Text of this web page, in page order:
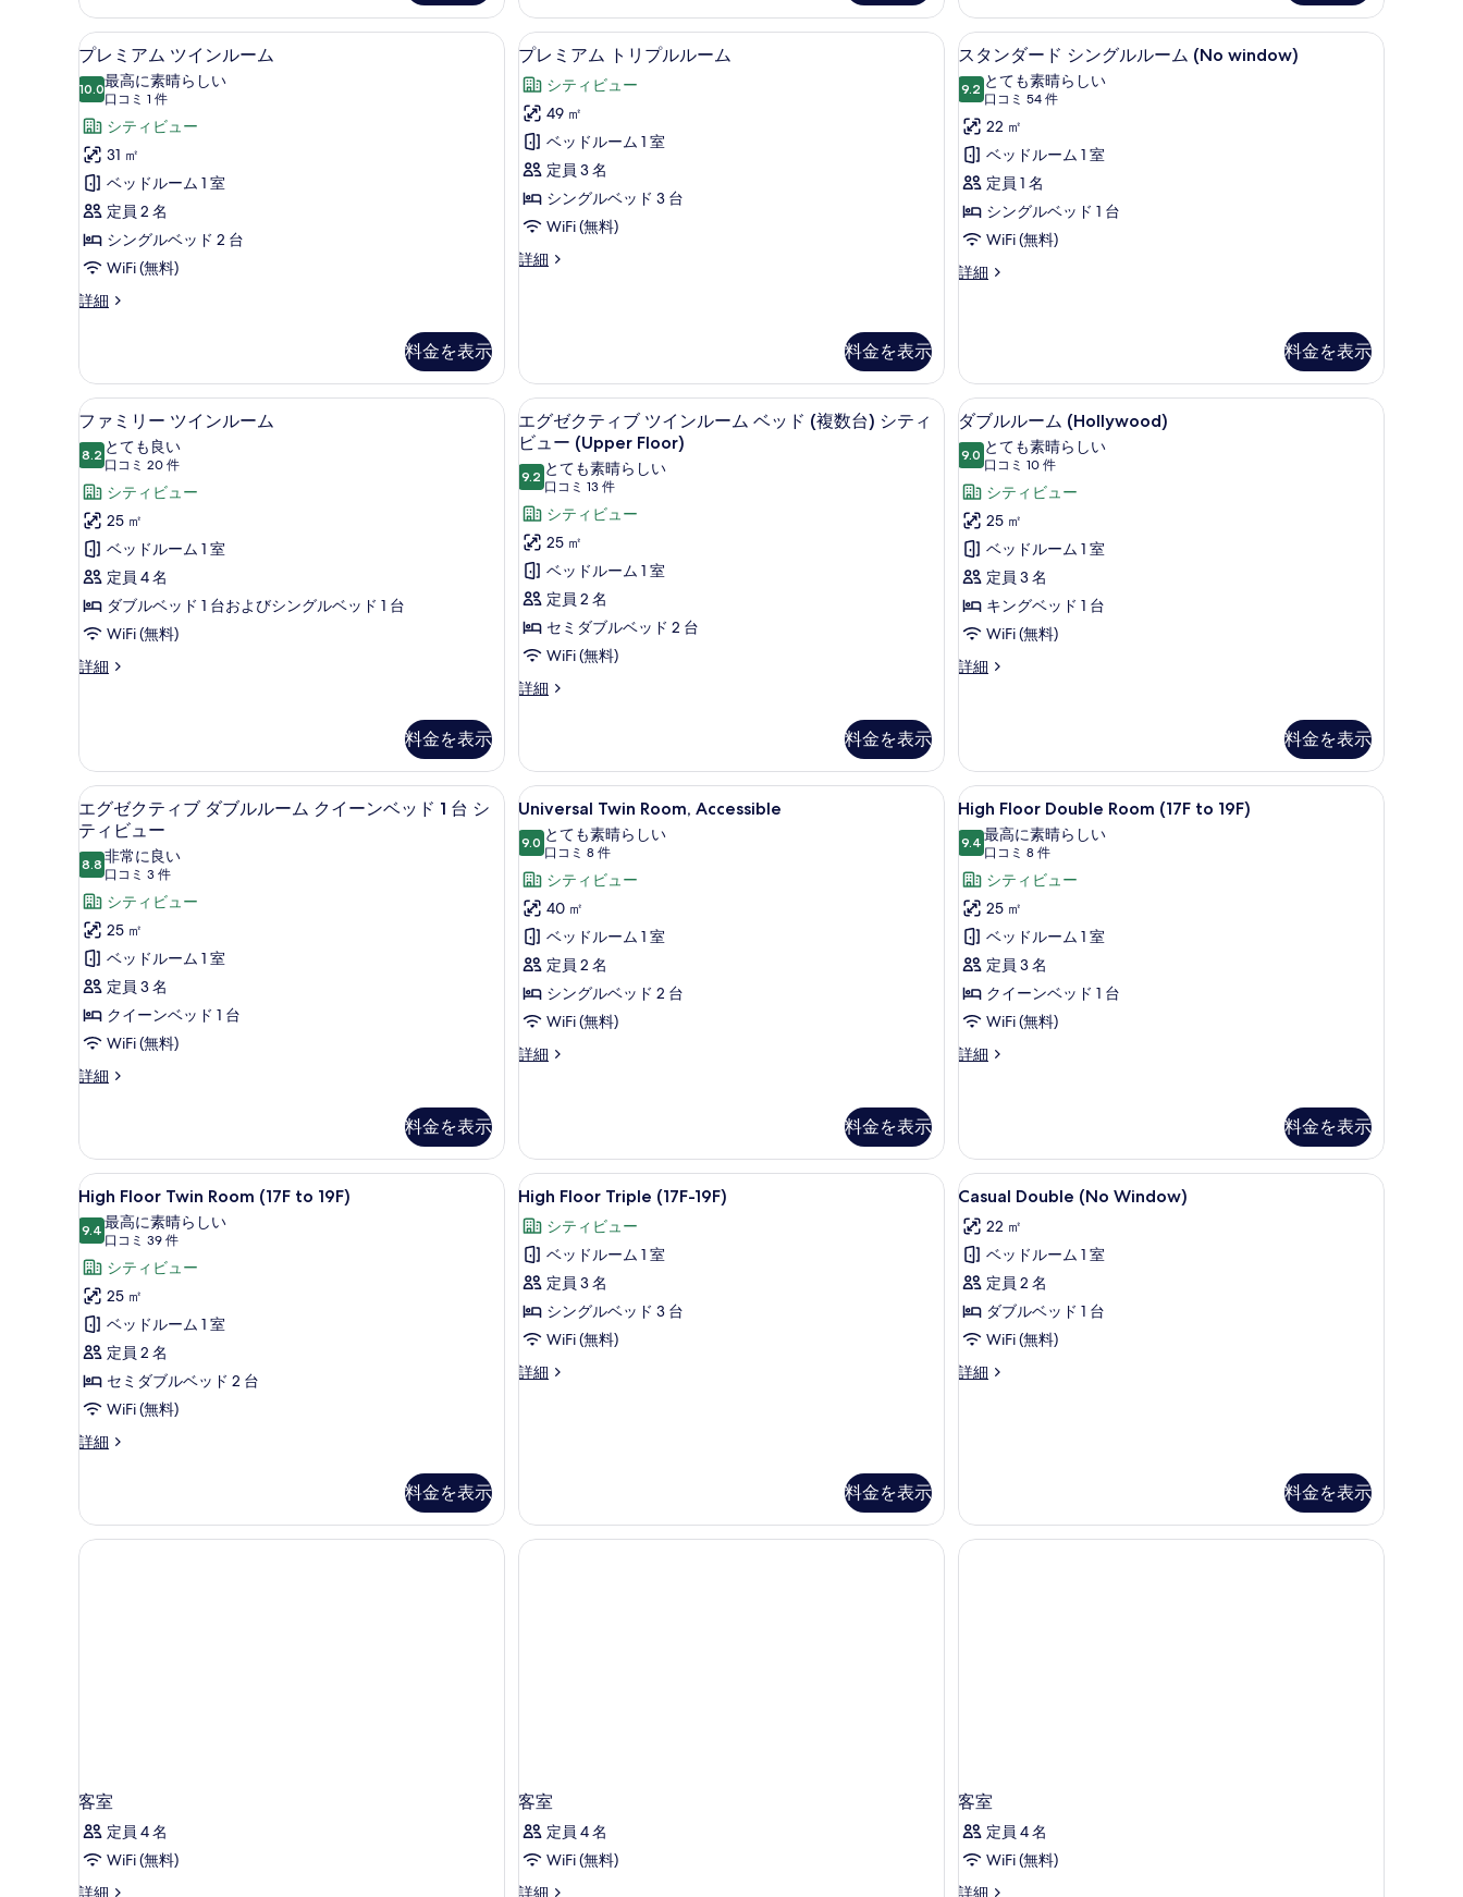
の
す
べ
て
の
写
真
を
表
示
す
ー
ド
ダ
ル
ー
ム
の
詳
細
の
す
べ
て
の
写
真
を
示
ー
ド
ツ
ン
ル
ー
ム
の
詳
細
ム
の
す
べ
て
の
写
真
を
表
ー
ド
ト
プ
ル
ー
ム
の
詳
プ
レ
ミ
ア
ム
ツ
イ
ン
ル
ー
す
べ
て
の
写
真
を
表
示
す
る
プレミアム ツインルーム | セーフティボックス (室内)、デスク、遮光カーテン、防音設備
8
プレミアム ツインルーム
10.010 点中 10.0
最高に素晴らしい
口コミ 1 件
(口
コ
ミ
件)
シティビュー
31 ㎡
ベッドルーム 1 室
定員 2 名
シングルベッド 2 台
WiFi (無料)
詳細
プ
ム
ツ
イ
ル
ム
の
詳
細
料金を表示
プ
レ
ミ
ア
ム
ト
リ
ル
の
す
べ
て
の
写
真
を
表
示
す
る
プレミアム トリプルルーム | バルコニー
7
プレミアム トリプルルーム
シティビュー
49 ㎡
ベッドルーム 1 室
定員 3 名
シングルベッド 3 台
WiFi (無料)
詳細
プ
リ
プ
ル
ル
ー
ム
の
詳
細
料金を表示
ス
タ
ン
ダ
ー
ド
シ
ン
グ
ム
(No
window)
の
す
べ
て
の
写
真
を
る
セーフティボックス (室内)、デスク、遮光カ
6
スタンダード シングルルーム (No window)
9.210 点中 9.2
とても素晴らしい
口コミ 54 件
(口
コ
ミ
54
件)
22 ㎡
ベッドルーム 1 室
定員 1 名
シングルベッド 1 台
WiFi (無料)
詳細
ス
ド
シ
ン
グ
ル
ル
ー
ム
(No
window)
の
詳
細
料金を表示
フ
ァ
ミ
リ
ー
ツ
イ
ン
ル
ー
べ
て
の
写
真
を
表
示
す
る
ファミリー ツインルーム | セーフティボックス (室内)、デスク、遮光カーテン、防音設備
4
ファミリー ツインルーム
8.210 点中 8.2
とても良い
口コミ 20 件
(口
コ
ミ
20
件)
シティビュー
25 ㎡
ベッドルーム 1 室
定員 4 名
ダブルベッド 1 台およびシングルベッド 1 台
WiFi (無料)
詳細
フ
ツ
イ
ン
ル
ー
ム
の
詳
細
料金を表示
エ
グ
ゼ
ク
テ
ィ
ブ
ツ
イ
ン
ル
ベ
ッ
ド
(複
数
台)
シ
テ
ィ
ビ
ュ
Floor)
の
す
べ
て
の
写
真
を
エグゼクティブ ツインルーム ベッド (複数台) シティビュー (Upper Floor) | セーフティボックス (室内)、デスク、
6
エグゼクティブ ツインルーム ベッド (複数台) シティ
ビュー (Upper Floor)
9.210 点中 9.2
とても素晴らしい
口コミ 13 件
(口
コ
ミ
13
件)
シティビュー
25 ㎡
ベッドルーム 1 室
定員 2 名
セミダブルベッド 2 台
WiFi (無料)
詳細
エ
テ
ィ
ブ
イ
ル
ー
ム
ベ
ッ
(複
数
シ
ー
(Upper
Floor)
の
詳
細
料金を表示
ダ
ブ
ル
ル
ー
ム
(Hollywood)
の
す
べ
真
を
表
示
す
る
ダブルルーム (Hollywood) | セーフティボッ
6
ダブルルーム (Hollywood)
9.010 点中 9.0
とても素晴らしい
口コミ 10 件
(口
コ
ミ
10
件)
シティビュー
25 ㎡
ベッドルーム 1 室
定員 3 名
キングベッド 1 台
WiFi (無料)
詳細
ダ
ム
(Hollywood)
の
細
料金を表示
エ
グ
ゼ
ク
テ
ィ
ブ
ダ
ブ
ル
ル
ク
イ
ー
ン
ベ
ッ
ド
1
台
シ
テ
ュ
ー
表
示
す
エグゼクティブ ダブルルーム クイーンベッド 1 台 シティビュー | セーフティボックス (室内)、デスク、遮光カーテン、防音設備
7
エグゼクティブ ダブルルーム クイーンベッド 1 台 シ
ティビュー
8.810 点中 8.8
非常に良い
口コミ 3 件
(口
コ
ミ
件)
シティビュー
25 ㎡
ベッドルーム 1 室
定員 3 名
クイーンベッド 1 台
WiFi (無料)
詳細
エ
テ
ィ
ブ
ブ
ル
ー
ム
ク
イ
ン
ベ
ド
テ
ィ
料金を表示
Universal
Twin
Room,
Accessible
の
す
べ
て
の
真
示
す
る
Universal Twin Room, Accessible | セーフティボックス (室内)、デスク、遮光カーテン、防音設備
4
Universal Twin Room, Accessible
9.010 点中 9.0
とても素晴らしい
口コミ 8 件
(口
コ
ミ
件)
シティビュー
40 ㎡
ベッドルーム 1 室
定員 2 名
シングルベッド 2 台
WiFi (無料)
詳細
Universal
詳
細
料金を表示
High
Floor
Double
Room
(17F
to
19F)
の
す
べ
て
真
を
表
示
す
る
セーフティボックス (室内)、デスク、遮光カ
6
High Floor Double Room (17F to 19F)
9.410 点中 9.4
最高に素晴らしい
口コミ 8 件
(口
コ
ミ
件)
シティビュー
25 ㎡
ベッドルーム 1 室
定員 3 名
クイーンベッド 1 台
WiFi (無料)
詳細
High
to
19F)
の
細
料金を表示
High
Floor
Twin
Room
(17F
to
19F)
の
す
べ
て
真
を
セーフティボックス (室内)、デスク、遮光カーテン、防音設備
5
High Floor Twin Room (17F to 19F)
9.410 点中 9.4
最高に素晴らしい
口コミ 39 件
(口
コ
ミ
39
件)
シティビュー
25 ㎡
ベッドルーム 1 室
定員 2 名
セミダブルベッド 2 台
WiFi (無料)
詳細
High
(17F
to
19F)
料金を表示
High
Floor
Triple
(17F-
19F)
の
す
べ
を
表
セーフティボックス (室内)、デスク、遮光カーテン、防音設備
6
High Floor Triple (17F-19F)
シティビュー
ベッドルーム 1 室
定員 3 名
シングルベッド 3 台
WiFi (無料)
詳細
High
細
料金を表示
Casual
Double
(No
Window)
の
す
べ
て
表
示
Casual Double (No Window) | セーフティボ
4
Casual Double (No Window)
22 ㎡
ベッドルーム 1 室
定員 2 名
ダブルベッド 1 台
WiFi (無料)
詳細
Casual
料金を表示
客室
定員 4 名
WiFi (無料)
詳細
客
客室
定員 4 名
WiFi (無料)
詳細
客
客室
定員 4 名
WiFi (無料)
詳細
客